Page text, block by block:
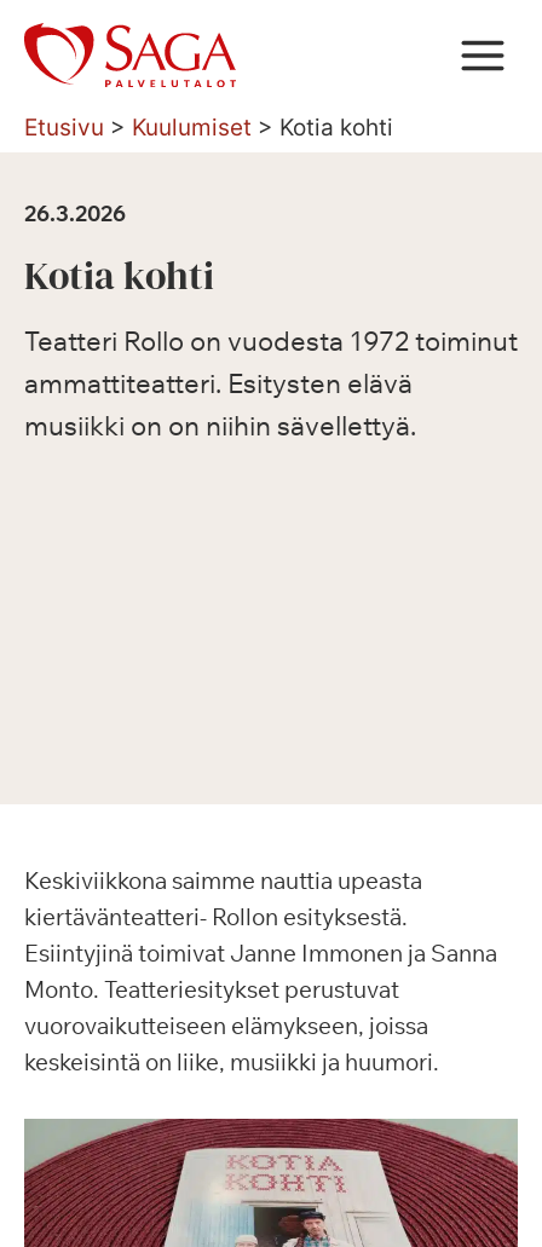
Siirry
sisältöön
Etusivu > Kuulumiset > Kotia kohti
26.3.2026
Kotia kohti
Teatteri Rollo on vuodesta 1972 toiminut
ammattiteatteri. Esitysten elävä
musiikki on on niihin sävellettyä.
Keskiviikkona saimme nauttia upeasta
kiertävänteatteri- Rollon esityksestä.
Esiintyjinä toimivat Janne Immonen ja Sanna
Monto. Teatteriesitykset perustuvat
vuorovaikutteiseen elämykseen, joissa
keskeisintä on liike, musiikki ja huumori.